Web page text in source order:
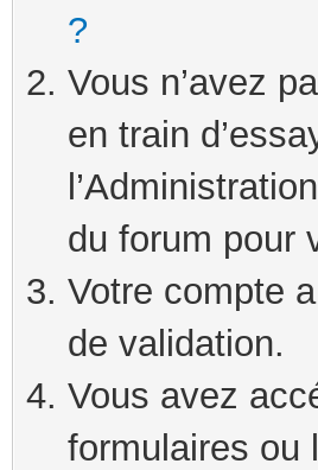
?
Vous n’avez
en train
du forum pour
Votre compte
de validation.
Vous avez
formulaires ou